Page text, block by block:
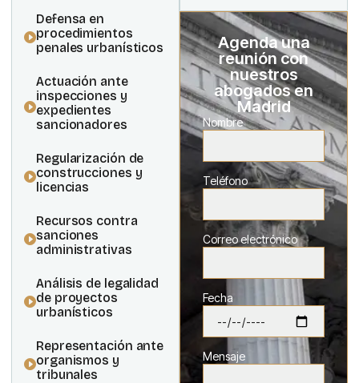
Defensa en
procedimientos
penales urbanísticos
Actuación ante
inspecciones y
expedientes
sancionadores
Regularización de
construcciones y
licencias
Recursos contra
sanciones
administrativas
Análisis de legalidad
de proyectos
urbanísticos
Representación ante
organismos y
tribunales
Agenda una
reunión con
nuestros
abogados en
Madrid
Nombre
Teléfono
Correo electrónico
Fecha
Mensaje